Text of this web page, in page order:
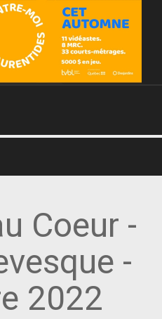
Coeur -
-
2022